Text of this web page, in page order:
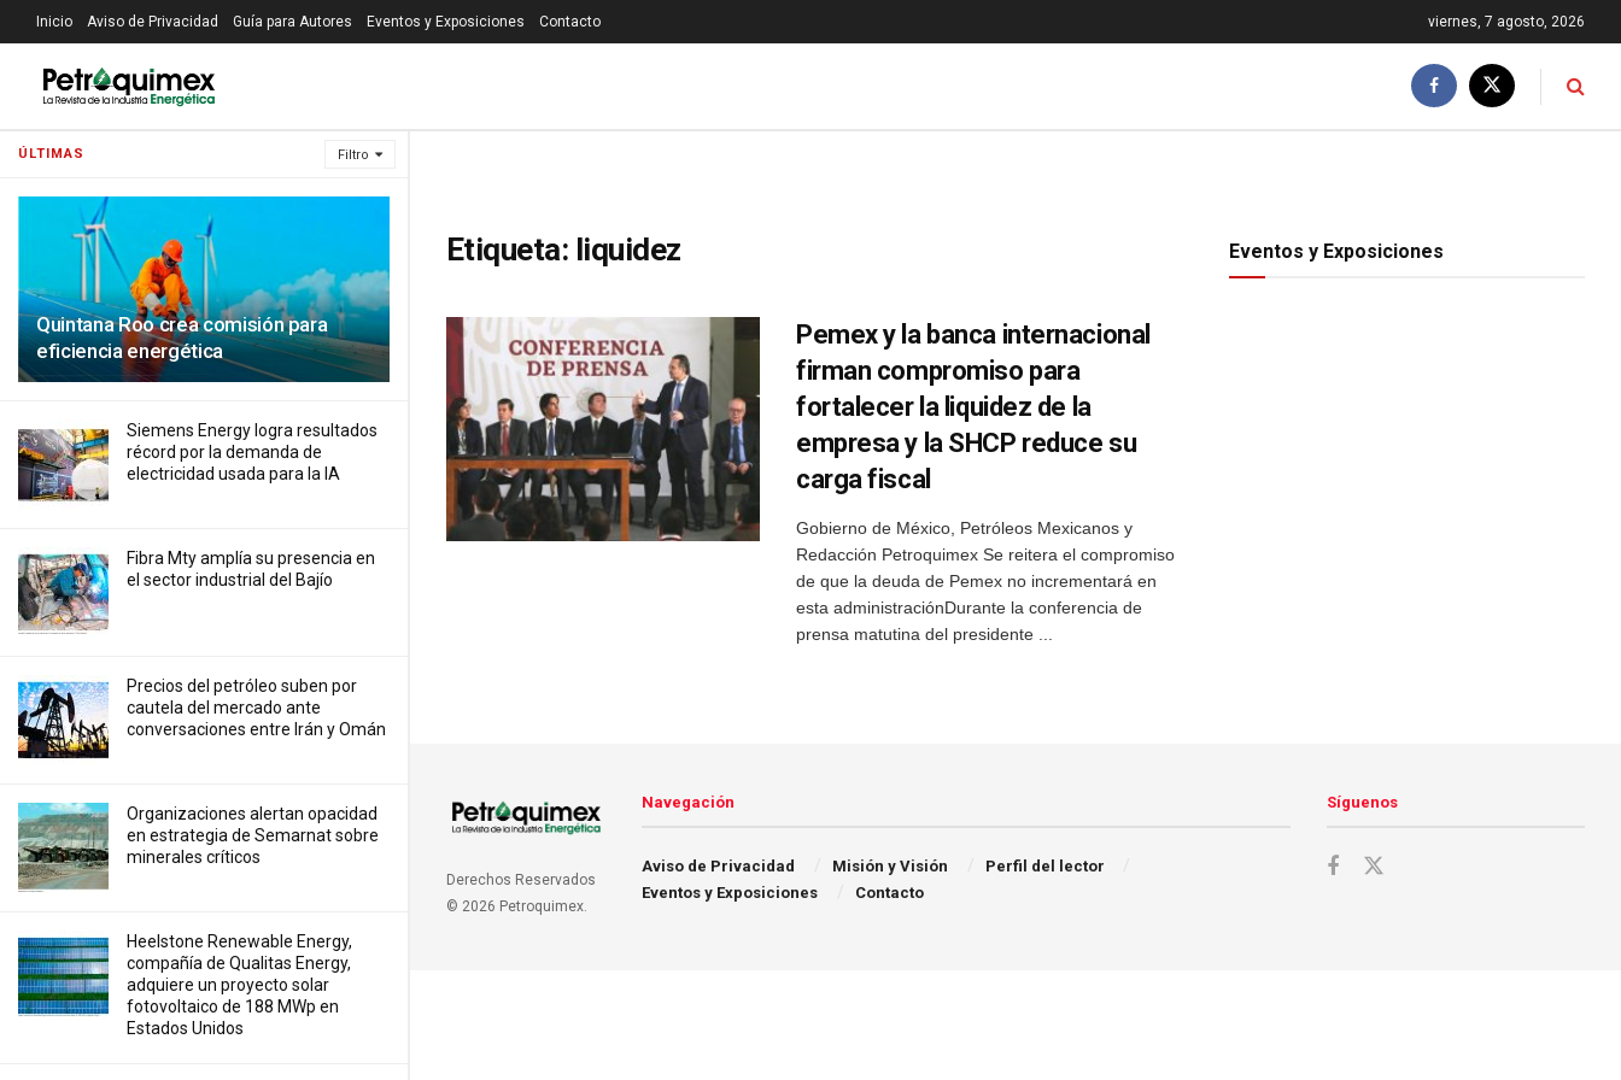
ÚLTIMAS Filtro
Quintana Roo crea comisión para
eficiencia energética
Siemens Energy logra resultados
récord por la demanda de
electricidad usada para la IA
Fibra Mty amplía su presencia en
el sector industrial del Bajío
Precios ⁠del petróleo suben por
cautela del mercado ante
conversaciones entre Irán y Omán
Organizaciones alertan opacidad
en estrategia de Semarnat sobre
minerales críticos
Heelstone Renewable Energy,
compañía de Qualitas Energy,
adquiere un proyecto solar
fotovoltaico de 188 MWp en
Estados Unidos
Inicio Aviso de Privacidad Guía para Autores Eventos y Exposiciones Contacto viernes, 7 agosto, 2026
Etiqueta: liquidez
Pemex y la banca internacional
firman compromiso para
fortalecer la liquidez de la
empresa y la SHCP reduce su
carga fiscal
Gobierno de México, Petróleos Mexicanos y
Redacción Petroquimex Se reitera el compromiso
de que la deuda de Pemex no incrementará en
esta administraciónDurante la conferencia de
prensa matutina del presidente ...
Eventos y Exposiciones
Derechos Reservados
© 2026 Petroquimex.
Navegación
Aviso de Privacidad Misión y Visión
Perfil del lector
Eventos y Exposiciones
Contacto
Síguenos